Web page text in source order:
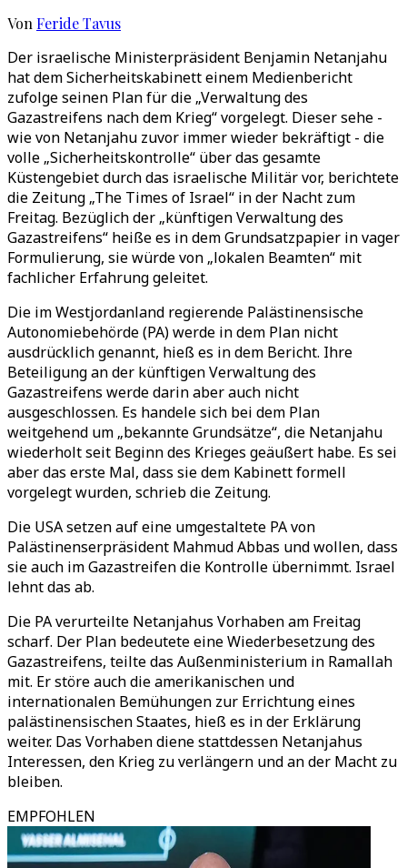
Von Feride Tavus
Der israelische Ministerpräsident Benjamin Netanjahu
hat dem Sicherheitskabinett einem Medienbericht
zufolge seinen Plan für die „Verwaltung des
Gazastreifens nach dem Krieg“ vorgelegt. Dieser sehe -
wie von Netanjahu zuvor immer wieder bekräftigt - die
volle „Sicherheitskontrolle“ über das gesamte
Küstengebiet durch das israelische Militär vor, berichtete
die Zeitung „The Times of Israel“ in der Nacht zum
Freitag. Bezüglich der „künftigen Verwaltung des
Gazastreifens“ heiße es in dem Grundsatzpapier in vager
Formulierung, sie würde von „lokalen Beamten“ mit
fachlicher Erfahrung geleitet.
Die im Westjordanland regierende Palästinensische
Autonomiebehörde (PA) werde in dem Plan nicht
ausdrücklich genannt, hieß es in dem Bericht. Ihre
Beteiligung an der künftigen Verwaltung des
Gazastreifens werde darin aber auch nicht
ausgeschlossen. Es handele sich bei dem Plan
weitgehend um „bekannte Grundsätze“, die Netanjahu
wiederholt seit Beginn des Krieges geäußert habe. Es sei
aber das erste Mal, dass sie dem Kabinett formell
vorgelegt wurden, schrieb die Zeitung.
Die USA setzen auf eine umgestaltete PA von
Palästinenserpräsident Mahmud Abbas und wollen, dass
sie auch im Gazastreifen die Kontrolle übernimmt. Israel
lehnt das ab.
Die PA verurteilte Netanjahus Vorhaben am Freitag
scharf. Der Plan bedeutete eine Wiederbesetzung des
Gazastreifens, teilte das Außenministerium in Ramallah
mit. Er störe auch die amerikanischen und
internationalen Bemühungen zur Errichtung eines
palästinensischen Staates, hieß es in der Erklärung
weiter. Das Vorhaben diene stattdessen Netanjahus
Interessen, den Krieg zu verlängern und an der Macht zu
bleiben.
EMPFOHLEN